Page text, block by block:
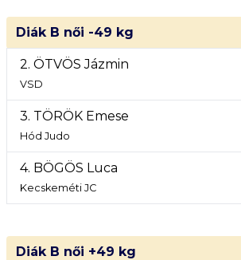
Diák B női -49 kg
2. ÖTVÖS Jázmin
VSD
3. TÖRÖK Emese
Hód Judo
4. BÖGÖS Luca
Kecskeméti JC
Diák B női +49 kg